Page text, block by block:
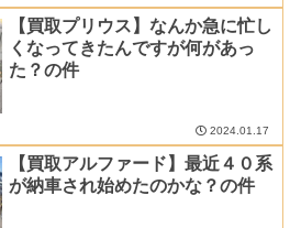
【買取プリウス】なんか急に忙し
くなってきたんですが何があっ
た？の件
2024.01.17
【買取アルファード】最近４０系
が納車され始めたのかな？の件